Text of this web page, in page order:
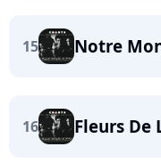
15 Notre
16 Fleurs De